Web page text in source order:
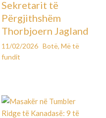
Sekretarit të
Përgjithshëm
Thorbjoern Jagland
11/02/2026 Botë, Më të
fundit